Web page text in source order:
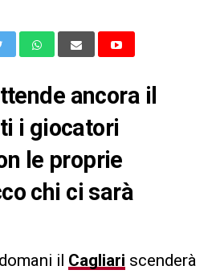
ancora il
i giocatori
le proprie
chi ci sarà
il Cagliari scenderà